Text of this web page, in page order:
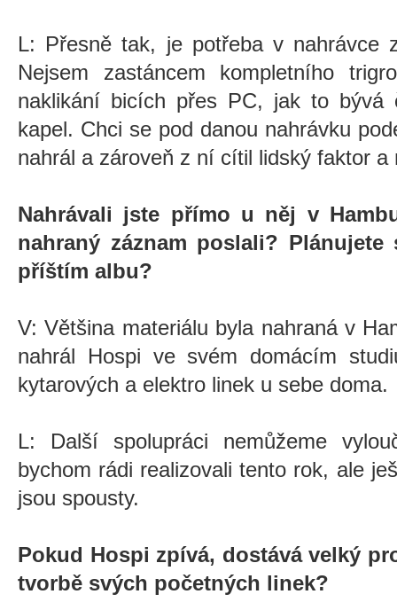
L: Přesně tak, je potřeba v nahrávce
Nejsem zastáncem kompletního
naklikání bicích přes PC, jak to bývá
kapel. Chci se pod danou nahrávku
nahrál a zároveň z ní cítil lidský faktor a
Nahrávali jste přímo u něj v
nahraný záznam poslali?
příštím albu?
V: Většina materiálu byla nahraná v
nahrál Hospi ve svém domácím
kytarových a elektro linek u sebe doma.
L: Další spolupráci nemůžeme
bychom rádi realizovali tento rok, ale
jsou spousty.
Pokud Hospi zpívá, dostává velký
tvorbě svých početných linek?